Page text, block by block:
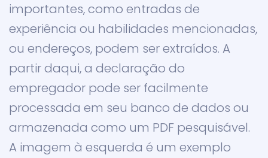
importantes, como entradas de
experiência ou habilidades mencionadas,
ou endereços, podem ser extraídos. A
partir daqui, a declaração do
empregador pode ser facilmente
processada em seu banco de dados ou
armazenada como um PDF pesquisável.
A imagem à esquerda é um exemplo